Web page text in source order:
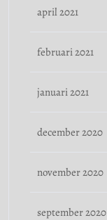
april 2021
februari 2021
januari 2021
december 2020
november 2020
september 2020